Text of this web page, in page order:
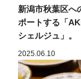
新潟市秋葉区へ
ポートする「
シェルジュ」。
2025.06.10